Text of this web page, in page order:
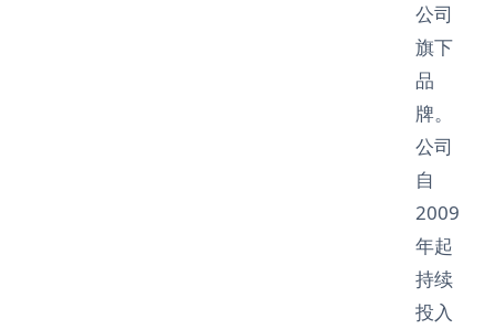
公司
旗下
品
牌。
公司
自
2009
年起
持续
投入